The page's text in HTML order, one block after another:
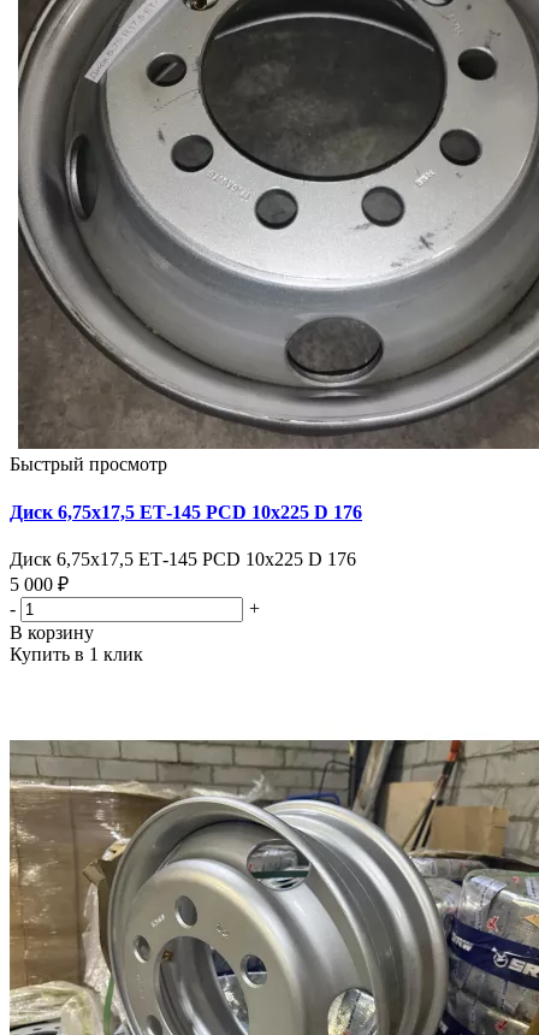
Быстрый просмотр
Диск 6,75х17,5 ЕТ-145 PCD 10x225 D 176
Диск 6,75х17,5 ЕТ-145 PCD 10x225 D 176
5 000 ₽
-
+
В корзину
Купить в 1 клик